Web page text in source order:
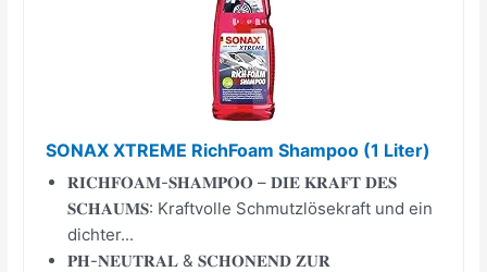
SONAX XTREME RichFoam Shampoo (1 Liter)
𝐑𝐈𝐂𝐇𝐅𝐎𝐀𝐌-𝐒𝐇𝐀𝐌𝐏𝐎𝐎 – 𝐃𝐈𝐄 𝐊𝐑𝐀𝐅𝐓 𝐃𝐄𝐒
𝐒𝐂𝐇𝐀𝐔𝐌𝐒: Kraftvolle Schmutzlösekraft und ein
dichter...
𝐏𝐇-𝐍𝐄𝐔𝐓𝐑𝐀𝐋 & 𝐒𝐂𝐇𝐎𝐍𝐄𝐍𝐃 𝐙𝐔𝐑